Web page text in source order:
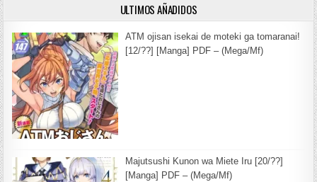
ULTIMOS AÑADIDOS
ATM ojisan isekai de moteki ga tomaranai!
[12/??] [Manga] PDF – (Mega/Mf)
Majutsushi Kunon wa Miete Iru [20/??]
[Manga] PDF – (Mega/Mf)